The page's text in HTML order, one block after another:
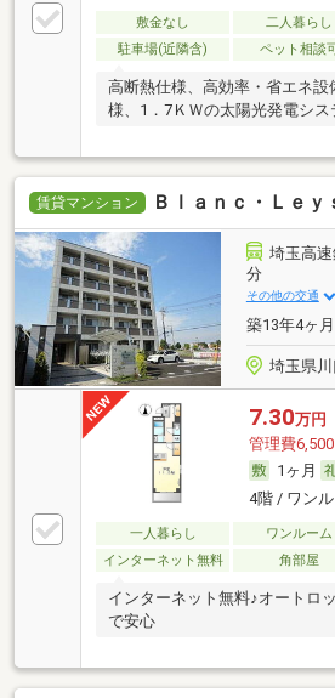
敷金なし 二人暮らし
駐車場(近隣含)
ペット相談
高断熱仕様、高効率・省エネ
様、1．7ＫＷの太陽光発電シス
賃貸マンション Ｂｌａｎｃ・Ｌｅｙ
埼玉高
分
その他の交通
築13年4ヶ
埼玉県
7.30万円
管理費6,500
1ヶ月
4階 / ワン
一人暮らし ワンルーム
インターネット無料
角部屋
インターネット無料♪オートロ
で安心